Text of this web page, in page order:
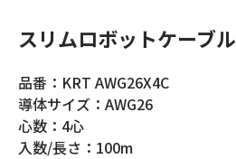
スリムロボットケーブル
品番：KRT AWG26X4C
導体サイズ：AWG26
心数：4心
入数/長さ：100m